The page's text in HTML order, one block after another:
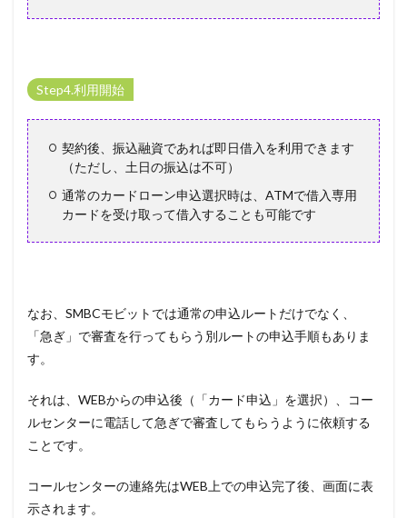
Step4.利用開始
契約後、振込融資であれば即日借入を利用できます
（ただし、土日の振込は不可）
通常のカードローン申込選択時は、ATMで借入専用
カードを受け取って借入することも可能です
なお、SMBCモビットでは通常の申込ルートだけでなく、
「急ぎ」で審査を行ってもらう別ルートの申込手順もありま
す。
それは、WEBからの申込後（「カード申込」を選択）、コー
ルセンターに電話して急ぎで審査してもらうように依頼する
ことです。
コールセンターの連絡先はWEB上での申込完了後、画面に表
示されます。